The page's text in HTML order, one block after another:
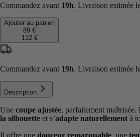
Commandez avant 19h. Livraison estimée
Ajouter au panier
89 €
112 €
Commandez avant 19h. Livraison estimée
Description
Une coupe ajustée, parfaitement maîtrisée.
la silhouette et s’adapte naturellement à
Il offre une douceur remarquable, une